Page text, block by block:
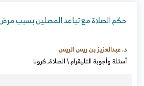
حكم الصلاة مع تباعد المصلين بسبب
د. عبدالعزيز بن ريس الريس
أسئلة وأجوبة التليقرام\الصلاة,كرونا